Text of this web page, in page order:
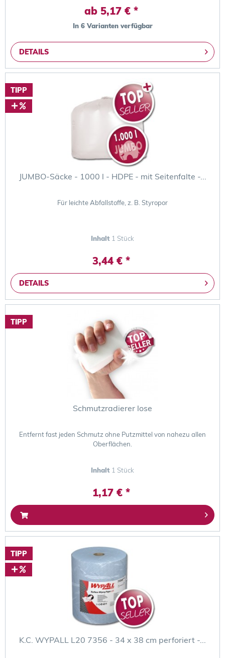
ab 5,17 € *
In 6 Varianten verfügbar
DETAILS
TIPP
JUMBO-Säcke - 1000 l - HDPE - mit Seitenfalte -...
Für leichte Abfallstoffe, z. B. Styropor
Inhalt 1 Stück
3,44 € *
DETAILS
TIPP
Schmutzradierer lose
Entfernt fast jeden Schmutz ohne Putzmittel von nahezu allen
Oberflächen.
Inhalt 1 Stück
1,17 € *
TIPP
K.C. WYPALL L20 7356 - 34 x 38 cm perforiert -...